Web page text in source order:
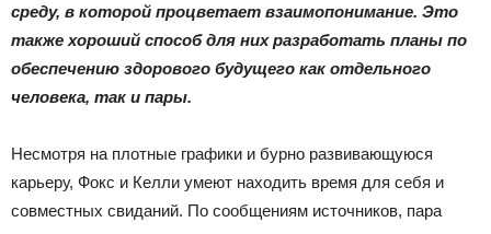
среду, в которой процветает взаимопонимание. Это
также хороший способ для них разработать планы по
обеспечению здорового будущего как отдельного
человека, так и пары.
Несмотря на плотные графики и бурно развивающуюся
карьеру, Фокс и Келли умеют находить время для себя и
совместных свиданий. По сообщениям источников, пара